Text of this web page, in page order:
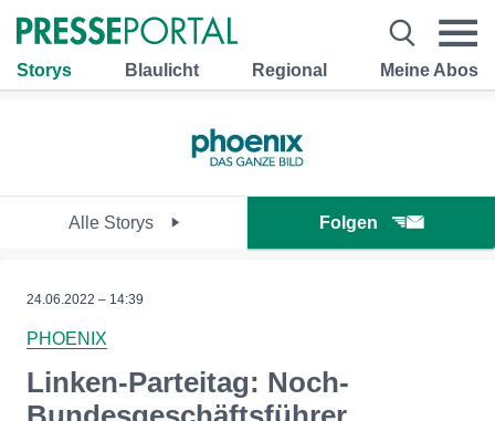
Storys Blaulicht Regional Meine Abos
Alle Storys Folgen
24.06.2022 – 14:39
PHOENIX
Linken-Parteitag: Noch-